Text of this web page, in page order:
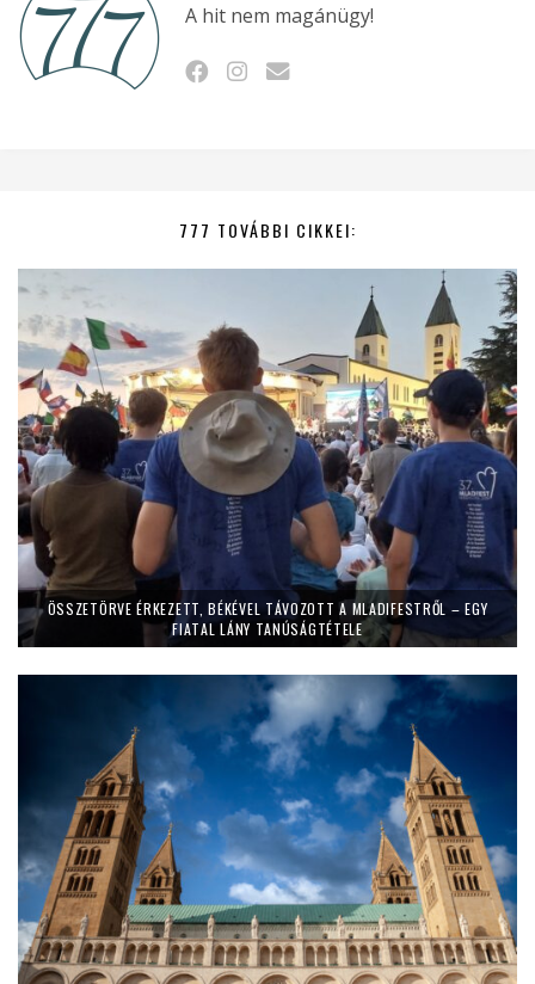
A hit nem magánügy!
777 TOVÁBBI CIKKEI:
ÖSSZETÖRVE ÉRKEZETT, BÉKÉVEL TÁVOZOTT A MLADIFESTRŐL – EGY
FIATAL LÁNY TANÚSÁGTÉTELE